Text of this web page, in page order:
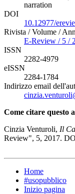
narration
DOI
10.12977/
Rivista / Volume /
E-Review / 5 /
ISSN
2282-4979
eISSN
2284-1784
Indirizzo email
Come citare questo
Cinzia Venturoli, Il
Review", 5, 2017.
Home
#usopubblico
Inizio pagina